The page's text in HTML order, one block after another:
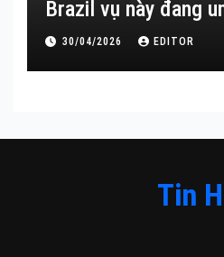
Brazil vụ này đang
30/04/2026 EDITOR
Tin